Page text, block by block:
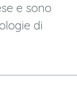
e sono
di